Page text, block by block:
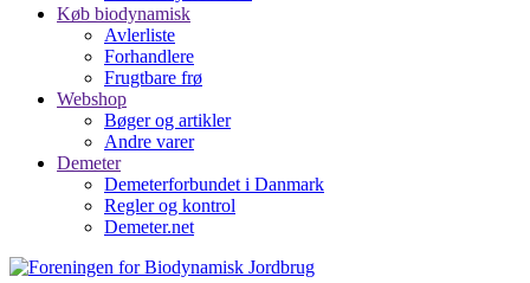
Køb biodynamisk
Avlerliste
Forhandlere
Frugtbare frø
Webshop
Bøger og artikler
Andre varer
Demeter
Demeterforbundet i Danmark
Regler og kontrol
Demeter.net